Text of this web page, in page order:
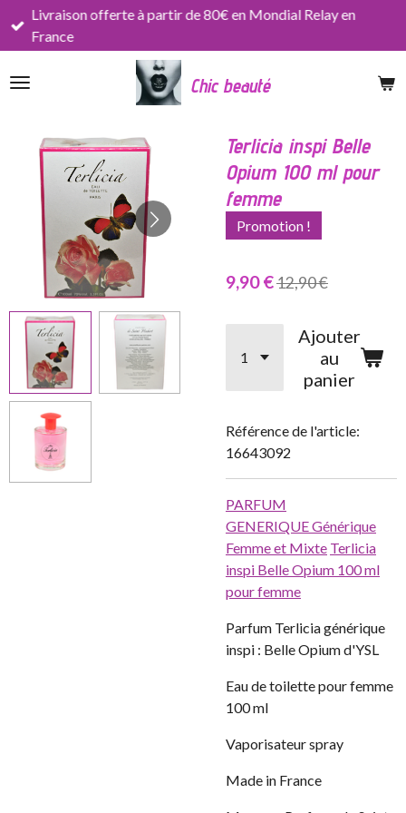
Passer
principal
Chic beauté
Livraison offerte à partir de 80€ en Mondial Relay en
France
Terlicia inspi Belle
Opium 100 ml pour
femme
Promotion !
9,90 €12,90 €
Ajouter
au
panier
Référence de l'article:
16643092
PARFUM
GENERIQUEGénérique
Femme et Mixte Terlicia
inspi Belle Opium 100 ml
pour femme
Parfum Terlicia générique
inspi : Belle Opium d'YSL
Eau de toilette pour femme
100 ml
Vaporisateur spray
Made in France